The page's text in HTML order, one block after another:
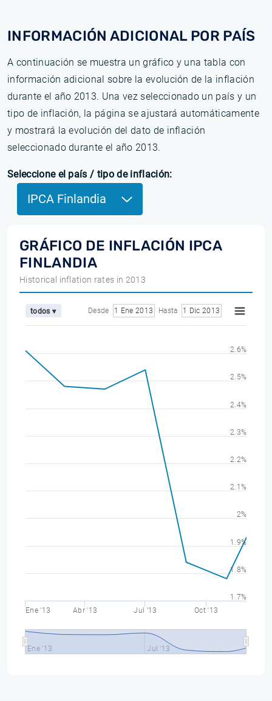
INFORMACIÓN ADICIONAL POR PAÍS
A continuación se muestra un gráfico y una tabla con
información adicional sobre la evolución de la inflación
durante el año 2013. Una vez seleccionado un país y un
tipo de inflación, la página se ajustará automáticamente
y mostrará la evolución del dato de inflación
seleccionado durante el año 2013.
Seleccione el país / tipo de inflación:
IPCA Finlandia
GRÁFICO DE INFLACIÓN IPCA
FINLANDIA
Historical inflation rates in 2013
todos ▾ Desde 1 Ene 2013 Hasta 1 Dic 2013
Ene '13 Abr '13 Jul '13 Oct '13
Ene '13 Jul '13
1.7%
1.8%
1.9%
2%
2.1%
2.2%
2.3%
2.4%
2.5%
2.6%